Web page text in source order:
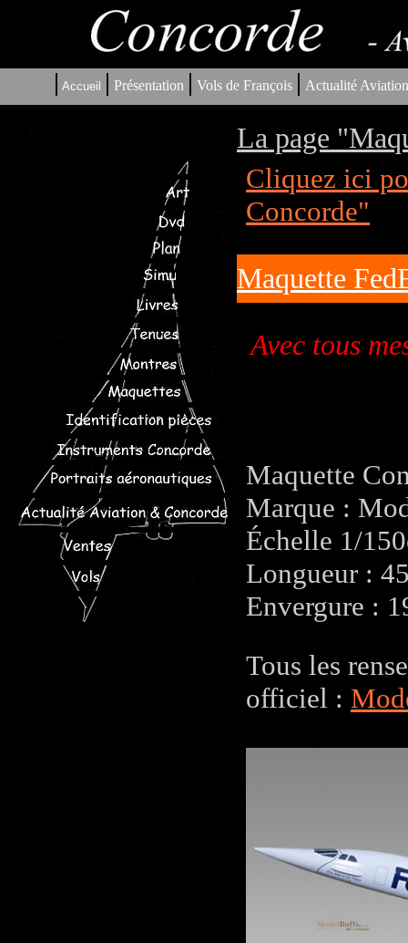
| Accueil | Présentation | Vols de François | Actualité
La page
Cliquez ici
Concorde"
Maquette
Avec tous
Maquette
Marque :
Échelle 1/
Longueur :
Envergure :
Tous les
officiel :